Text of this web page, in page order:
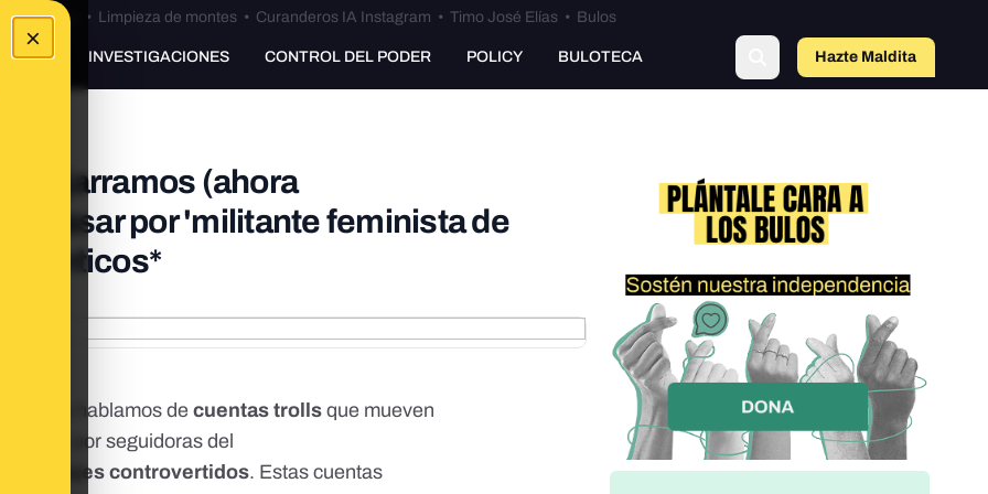
×
Bulos Ceuta • Limpieza de montes• Curanderos IA Instagram • Timo José Elías• Bulos
INVESTIGACIONES CONTROL DEL PODER POLICY BULOTECA Hazte Maldita
(ahora
pasar por 'militante feminista de
os hablamos decuentas trolls que mueven
pasar por seguidoras del
mensajes controvertidos. Estas cuentas